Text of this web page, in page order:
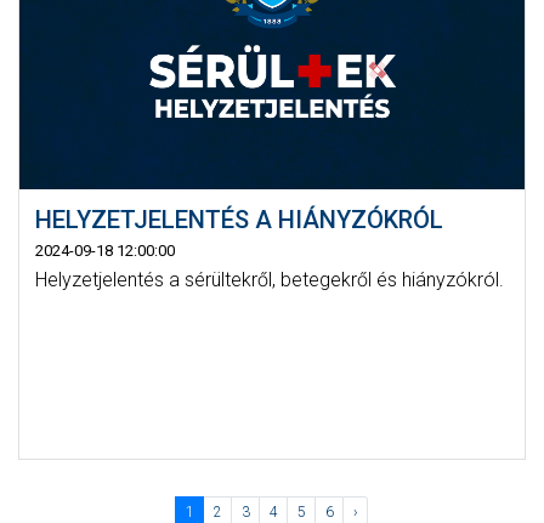
HELYZETJELENTÉS A HIÁNYZÓKRÓL
2024-09-18 12:00:00
Helyzetjelentés a sérültekről, betegekről és hiányzókról.
1 2 3 4 5 6 ›